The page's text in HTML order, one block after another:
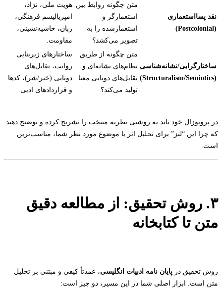
نقد پسااستعماری
(Postcolonial)
متن چگونه روابط بین
استعمارگر و
استعمارشده را به
تصویر می‌کشد؟
هویت ملی، نژاد،
امپریالیسم فرهنگی،
زبان، حاشیه‌نشینی،
مقاومت.
ساختارگرایی/نشانه‌شناسی
(Structuralism/Semiotics)
متن چگونه از طریق
نظام‌های نشانه‌ای و
تقابل‌های دوتایی معنا
تولید می‌کند؟
ساختارهای زیربنایی
روایت، تقابل‌های
دوتایی (خیر/شر)، کدها
و قراردادهای ادبی.
در پروپوزال خود باید به روشنی نظریه منتخب را تشریح کرده و توضیح دهید
که چرا این “لنز” برای تحلیل اثر یا موضوع مورد نظر شما، مناسب‌ترین
است.
۳. روش تحقیق: از مطالعه دقیق
متن تا کتابخانه
روش تحقیق در پایان نامه ادبیات انگلیسی، عمدتاً کیفی و مبتنی بر تحلیل
متن است. ابزار اصلی شما در این مسیر، دو چیز است: